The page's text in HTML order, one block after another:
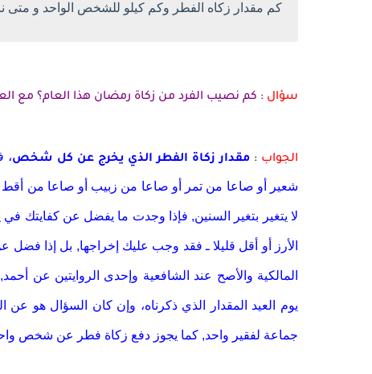
كم مقدار زكاه الفطر وكم كيلو للشخص الواحد و متى
سؤال : كم نصيب الفرد من زكاة رمضان هذا العام؟ مع
الجواب : مقدار زكاة الفطر الذي يخرج عن كل شخص،
شعير أو صاعا من تمر أو صاعا من زبيب أو صاعا من أقط
لا يتغير بتغير السنين, فإذا وجدت ما يفضل عن كفايتك في
الأرز أو أقل قليلا ـ فقد وجب عليك إخراجها, بل إذا
المالكية والأصح عند الشافعية وإحدى الروايتين عن أحمد
يوم العيد المقدار الذي ذكرناه، وإن كان السؤال هو
جماعة لفقير واحد, كما يجوز دفع زكاة فطر عن شخص